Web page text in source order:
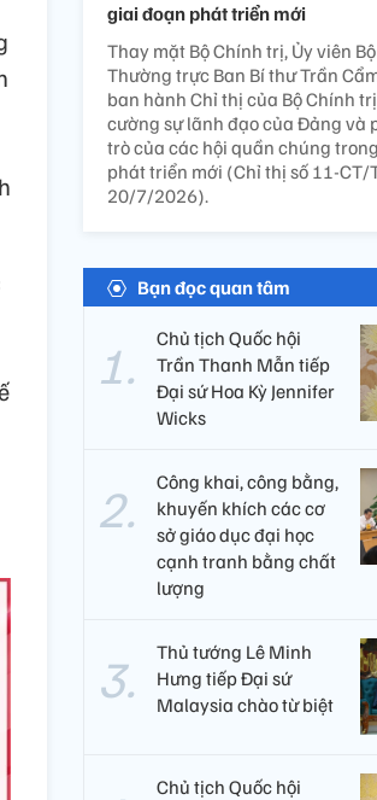
giai đoạn phát triển mới
Thay mặt Bộ Chính trị, Ủy viên
Thường trực Ban Bí thư Trần
ban hành Chỉ thị của Bộ Chính
cường sự lãnh đạo của Đảng và
trò của các hội quần chúng
phát triển mới (Chỉ thị số 11-CT/
20/7/2026).
Bạn đọc quan tâm
Chủ tịch Quốc hội
Trần Thanh Mẫn tiếp
Đại sứ Hoa Kỳ Jennifer
Wicks
Công khai, công bằng,
khuyến khích các cơ
sở giáo dục đại học
cạnh tranh bằng chất
lượng​
Thủ tướng Lê Minh
Hưng tiếp Đại sứ
Malaysia chào từ biệt
Chủ tịch Quốc hội